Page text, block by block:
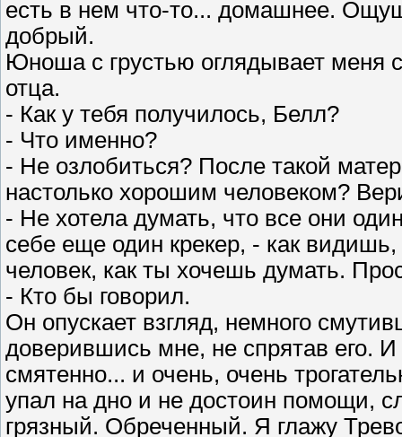
есть в нем что-то... домашнее.
добрый.
Юноша с грустью оглядывает меня
отца.
- Как у тебя получилось, Белл?
- Что именно?
- Не озлобиться? После такой
настолько хорошим человеком?
- Не хотела думать, что все они
себе еще один крекер, - как
человек, как ты хочешь думать.
- Кто бы говорил.
Он опускает взгляд, немного
доверившись мне, не спрятав его.
смятенно... и очень, очень
упал на дно и не достоин помощи,
грязный. Обреченный. Я глажу